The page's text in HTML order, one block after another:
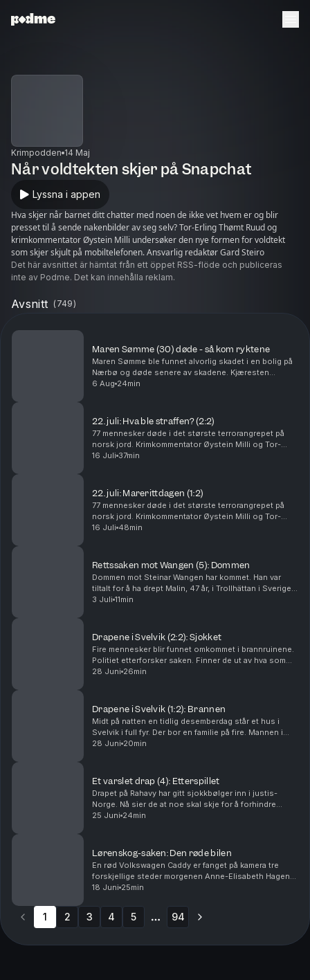
Krimpodden 14 Maj
Når voldtekten skjer på Snapchat
Lyssna i appen
Hva skjer når barnet ditt chatter med noen de ikke vet hvem er og blir
presset til å sende nakenbilder av seg selv? Tor-Erling Thømt Ruud og
krimkommentator Øystein Milli undersøker den nye formen for voldtekt
som skjer skjult på mobiltelefonen. Ansvarlig redaktør Gard Steiro
Det här avsnittet är hämtat från ett öppet RSS-flöde och publiceras
inte av Podme. Det kan innehålla reklam.
Avsnitt (749)
Maren Sømme (30) døde - så kom ryktene
Maren Sømme ble funnet alvorlig skadet i en bolig på
Nærbø og døde senere av skadene. Kjæresten
hennes er siktet for drap, men nekter straffskyld. I
6 Aug 24min
22. juli: Hva ble straffen? (2:2)
77 mennesker døde i det største terrorangrepet på
norsk jord. Krimkommentator Øystein Milli og Tor-
Erling Thømt Ruud går gjennom etterspillet av 22. juli i
16 Juli 37min
22. juli: Marerittdagen (1:2)
77 mennesker døde i det største terrorangrepet på
norsk jord. Krimkommentator Øystein Milli og Tor-
Erling Thømt Ruud går gjennom terrorhandlingene den
16 Juli 48min
Rettssaken mot Wangen (5): Dommen
Dommen mot Steinar Wangen har kommet. Han var
tiltalt for å ha drept Malin, 47 år, i Trollhättan i Sverige i
september 2024. Det store spørsmålet i rettssaken
3 Juli 11min
Drapene i Svelvik (2:2): Sjokket
Fire mennesker blir funnet omkommet i brannruinene.
Politiet etterforsker saken. Finner de ut av hva som
har skjedd? Og hvorfor? Ansvarlig redaktør Gard
28 Juni 26min
Drapene i Svelvik (1:2): Brannen
Midt på natten en tidlig desemberdag står et hus i
Svelvik i full fyr. Der bor en familie på fire. Mannen i
huset er brannmann. Hva har skjedd? Ansvarlig
28 Juni 20min
Et varslet drap (4): Etterspillet
Drapet på Rahavy har gitt sjokkbølger inn i justis-
Norge. Nå sier de at noe skal skje for å forhindre
lignende saker. Men kommer lovnadene til å bli fulgt
25 Juni 24min
Lørenskog-saken: Den røde bilen
En rød Volkswagen Caddy er fanget på kamera tre
forskjellige steder morgenen Anne-Elisabeth Hagen
forsvant. Politiet jakter svar: Hva gjorde den der?
18 Juni 25min
1 2 3 4 5 94